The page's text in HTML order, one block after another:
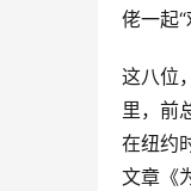
佬一起“
这八位
里，前
在纽约
文章《